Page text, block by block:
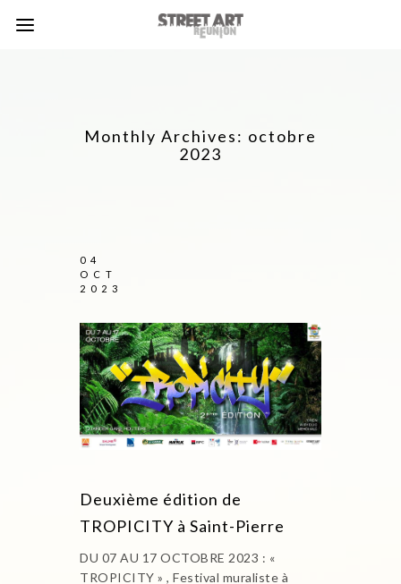
Monthly Archives: octobre
2023
04
OCT
2023
Deuxième édition de
TROPICITY à Saint-Pierre
DU 07 AU 17 OCTOBRE 2023 : «
TROPICITY » , Festival muraliste à